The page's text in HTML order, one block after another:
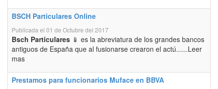
BSCH Particulares Online
Publicada el 01 de Octubre del 2017
Bsch Particulares 📱 es la abreviatura de los grandes bancos
antiguos de España que al fusionarse crearon el actú......Leer
mas
Prestamos para funcionarios Muface en BBVA